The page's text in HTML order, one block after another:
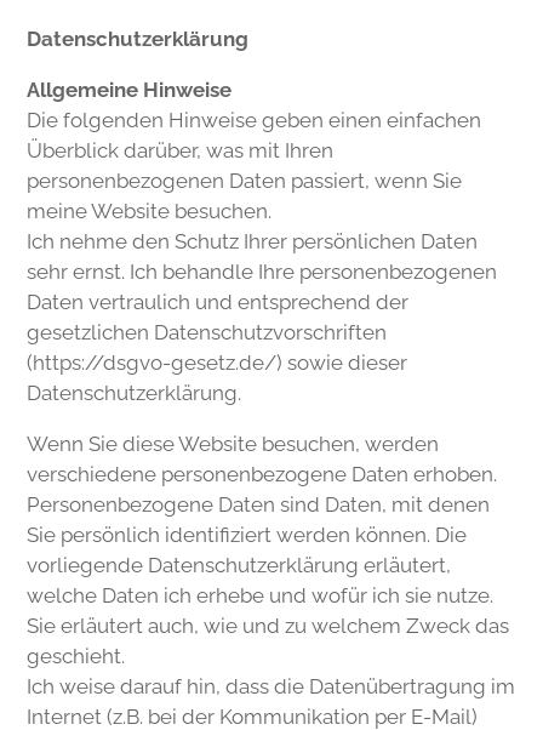
Datenschutz­erklärung
Allgemeine Hinweise
Die folgenden Hinweise geben einen einfachen
Überblick darüber, was mit Ihren
personenbezogenen Daten passiert, wenn Sie
meine Website besuchen.
Ich nehme den Schutz Ihrer persönlichen Daten
sehr ernst. Ich behandle Ihre personenbezogenen
Daten vertraulich und entsprechend der
gesetzlichen Datenschutzvorschriften
(https://dsgvo-gesetz.de/)sowie dieser
Datenschutzerklärung.
Wenn Sie diese Website besuchen, werden
verschiedene personenbezogene Daten erhoben.
Personenbezogene Daten sind Daten, mit denen
Sie persönlich identifiziert werden können. Die
vorliegende Datenschutzerklärung erläutert,
welche Daten ich erhebe und wofür ich sie nutze.
Sie erläutert auch, wie und zu welchem Zweck das
geschieht.
Ich weise darauf hin, dass die Datenübertragung im
Internet (z.B. bei der Kommunikation per E-Mail)